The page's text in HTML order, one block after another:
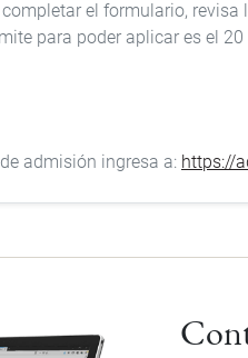
el formulario,
para poder aplicar es el
admisión ingresa a: https://